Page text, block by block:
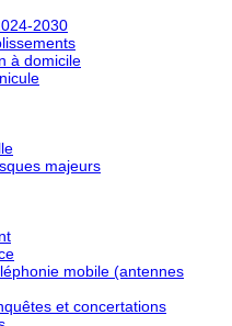
2030
à domicile
majeurs
mobile (antennes
et concertations